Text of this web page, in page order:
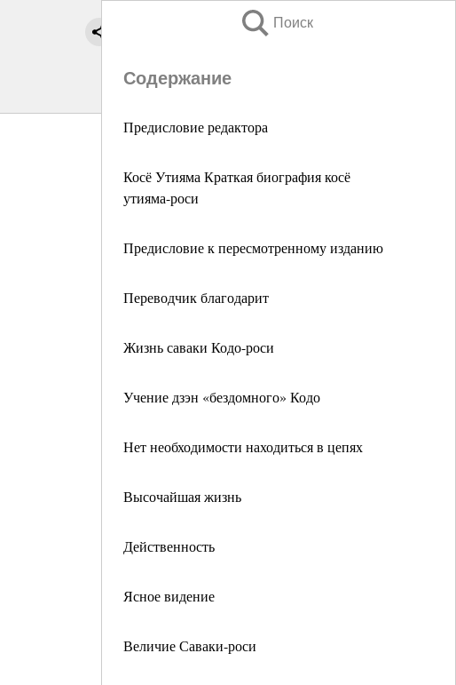
Поиск
Содержание
Предисловие редактора
Косё Утияма Краткая биография косё
утияма-роси
Предисловие к пересмотренному изданию
Переводчик благодарит
Жизнь саваки Кодо-роси
Учение дзэн «бездомного» Кодо
Нет необходимости находиться в цепях
Высочайшая жизнь
Действенность
Ясное видение
Величие Саваки-роси